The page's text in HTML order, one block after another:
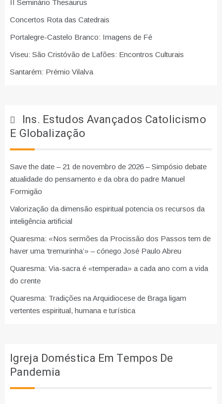
II Seminário Thesaurus
Concertos Rota das Catedrais
Portalegre-Castelo Branco: Imagens de Fé
Viseu: São Cristóvão de Lafões: Encontros Culturais
Santarém: Prémio Vilalva
Ins. Estudos Avançados Catolicismo
E Globalização
Save the date – 21 de novembro de 2026 – Simpósio debate
atualidade do pensamento e da obra do padre Manuel
Formigão
Valorização da dimensão espiritual potencia os recursos da
inteligência artificial
Quaresma: «Nos sermões da Procissão dos Passos tem de
haver uma ‘tremurinha’» – cónego José Paulo Abreu
Quaresma: Via-sacra é «temperada» a cada ano com a vida
do crente
Quaresma: Tradições na Arquidiocese de Braga ligam
vertentes espiritual, humana e turística
Igreja Doméstica Em Tempos De
Pandemia